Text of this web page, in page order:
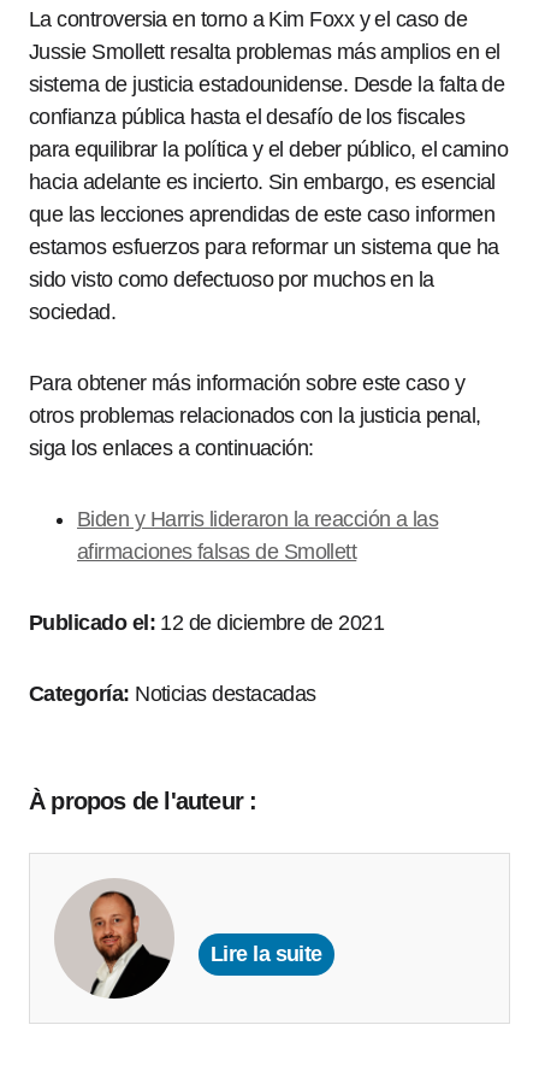
La controversia en torno a Kim Foxx y el caso de
Jussie Smollett resalta problemas más amplios en el
sistema de justicia estadounidense. Desde la falta de
confianza pública hasta el desafío de los fiscales
para equilibrar la política y el deber público, el camino
hacia adelante es incierto. Sin embargo, es esencial
que las lecciones aprendidas de este caso informen
estamos esfuerzos para reformar un sistema que ha
sido visto como defectuoso por muchos en la
sociedad.
Para obtener más información sobre este caso y
otros problemas relacionados con la justicia penal,
siga los enlaces a continuación:
Biden y Harris lideraron la reacción a las
afirmaciones falsas de Smollett
Publicado el:12 de diciembre de 2021
Categoría: Noticias destacadas
À propos de l'auteur :
Lire la suite